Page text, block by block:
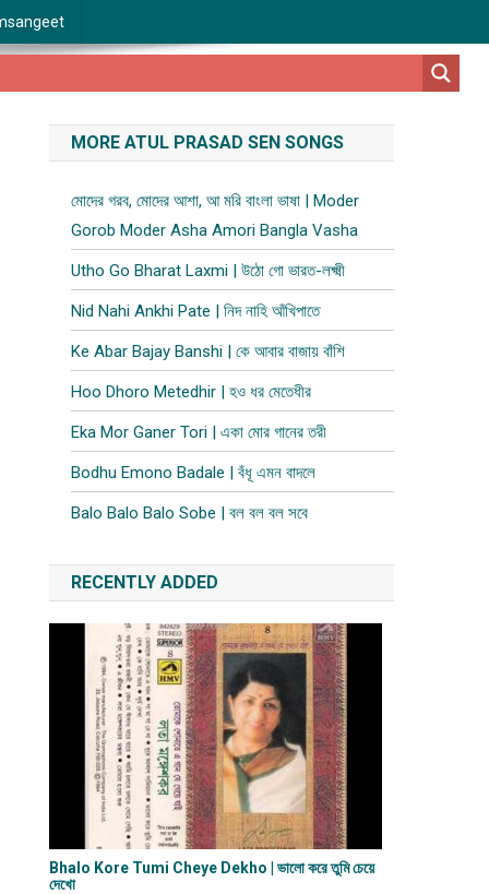
MORE ATUL PRASAD SEN SONGS
মোদের গরব, মোদের আশা, আ মরি বাংলা ভাষা | Moder
Gorob Moder Asha Amori Bangla Vasha
Utho Go Bharat Laxmi | উঠো গো ভারত-লক্ষ্মী
Nid Nahi Ankhi Pate | নিদ নাহি আঁখিপাতে
Ke Abar Bajay Banshi | কে আবার বাজায় বাঁশি
Hoo Dhoro Metedhir | হও ধর মেতেধীর
Eka Mor Ganer Tori | একা মোর গানের তরী
Bodhu Emono Badale | বঁধূ এমন বাদলে
Balo Balo Balo Sobe | বল বল বল সবে
RECENTLY ADDED
Bhalo Kore Tumi Cheye Dekho | ভালো করে তুমি চেয়ে
দেখো